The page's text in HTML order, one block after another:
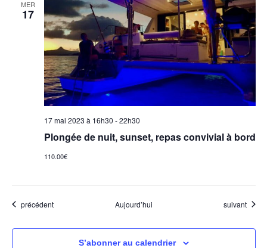
MER
17
17 mai 2023 à 16h30 -22h30
Plongée de nuit, sunset, repas convivial à bord
110.00€
Évènements
précédent Aujourd’hui Évènements
suivant
S’abonner au calendrier